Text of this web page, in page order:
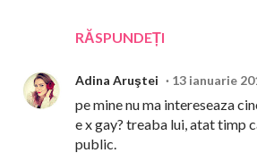
RĂSPUNDEȚI
Adina Aruştei 13 ianuarie
pe mine nu ma intereseaza
e x gay? treaba lui, atat timp
public.